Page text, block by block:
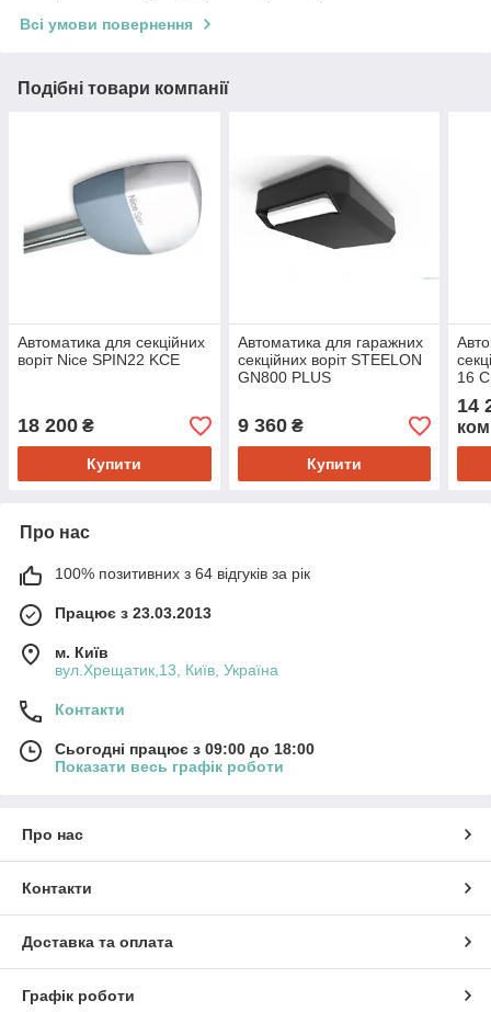
Всі умови повернення
Подібні товари компанії
Автоматика для секційних
воріт Nice SPIN22 KCE
18 200 ₴
Купити
Автоматика для гаражних
секційних воріт STEELON
GN800 PLUS
9 360₴
Купити
16
14
Про нас
100% позитивних з 64 відгуків за рік
Працює з 23.03.2013
м. Київ
вул.Хрещатик,13, Київ, Україна
Контакти
Сьогодні працює з 09:00 до 18:00
Показати весь графік роботи
Про нас
Контакти
Доставка та оплата
Графік роботи